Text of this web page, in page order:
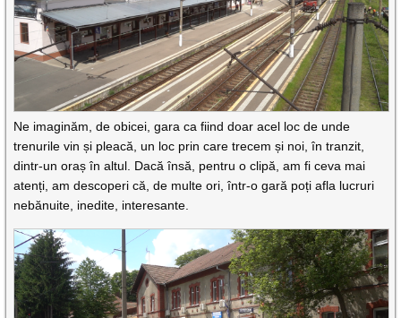
Ne imaginăm, de obicei, gara ca fiind doar acel loc de unde
trenurile vin și pleacă, un loc prin care trecem și noi, în tranzit,
dintr-un oraș în altul. Dacă însă, pentru o clipă, am fi ceva mai
atenți, am descoperi că, de multe ori, într-o gară poți afla lucruri
nebănuite, inedite, interesante.